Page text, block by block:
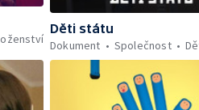
Děti státu
Dokument
Společnost